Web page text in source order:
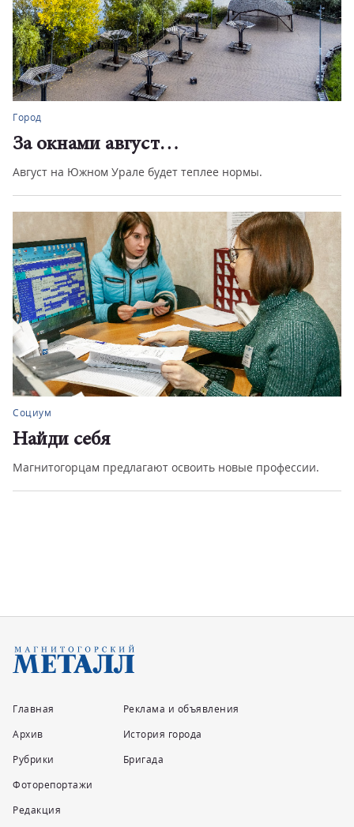
Город
За окнами август…
Август на Южном Урале будет теплее нормы.
Социум
Найди себя
Магнитогорцам предлагают освоить новые профессии.
Главная
Архив
Рубрики
Фоторепортажи
Редакция
Реклама и объявления
История города
Бригада